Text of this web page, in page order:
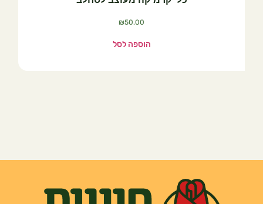
₪50.00
הוספה לסל